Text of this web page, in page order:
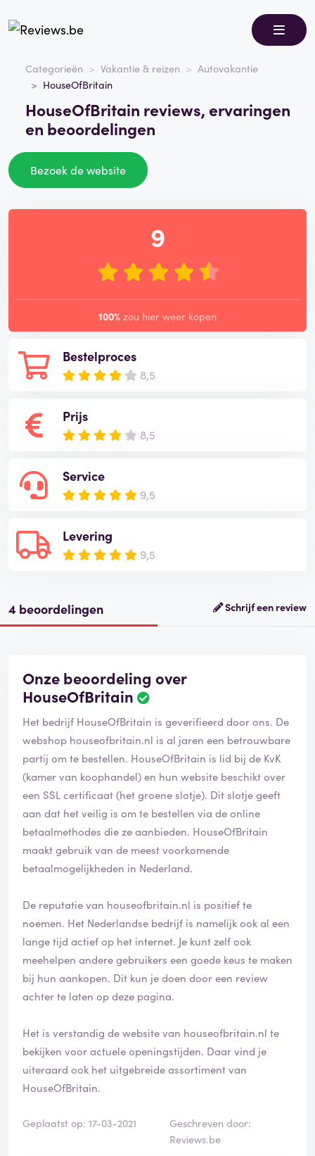
Categorieën Vakantie & reizen
Autovakantie
HouseOfBritain
HouseOfBritain reviews, ervaringen
en beoordelingen
Bezoek de website
Bestelproces
8,5
Prijs
8,5
Service
9,5
Levering
9,5
9
100% zou hier weer kopen
4 beoordelingen Schrijf een review
Onze beoordeling over
HouseOfBritain
B
o
o
r
d
e
l
n
i
s
e
v
e
r
i
f
i
e
r
d
Het bedrijf HouseOfBritain is geverifieerd door ons. De
webshop houseofbritain.nl is al jaren een betrouwbare
partij om te bestellen. HouseOfBritain is lid bij de KvK
(kamer van koophandel) en hun website beschikt over
een SSL certificaat (het groene slotje). Dit slotje geeft
aan dat het veilig is om te bestellen via de online
betaalmethodes die ze aanbieden. HouseOfBritain
maakt gebruik van de meest voorkomende
betaalmogelijkheden in Nederland.
De reputatie van houseofbritain.nl is positief te
noemen. Het Nederlandse bedrijf is namelijk ook al een
lange tijd actief op het internet. Je kunt zelf ook
meehelpen andere gebruikers een goede keus te maken
bij hun aankopen. Dit kun je doen door een review
achter te laten op deze pagina.
Het is verstandig de website van houseofbritain.nl te
bekijken voor actuele openingstijden. Daar vind je
uiteraard ook het uitgebreide assortiment van
HouseOfBritain.
Geplaatst op: 17-03-2021
Geschreven door:
Reviews.be